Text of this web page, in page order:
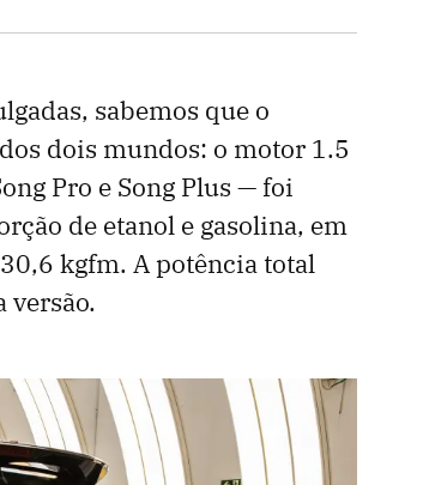
sabemos que o
dois mundos: o motor 1.5
Pro e Song Plus — foi
de etanol e gasolina, em
kgfm. A potência total
versão.